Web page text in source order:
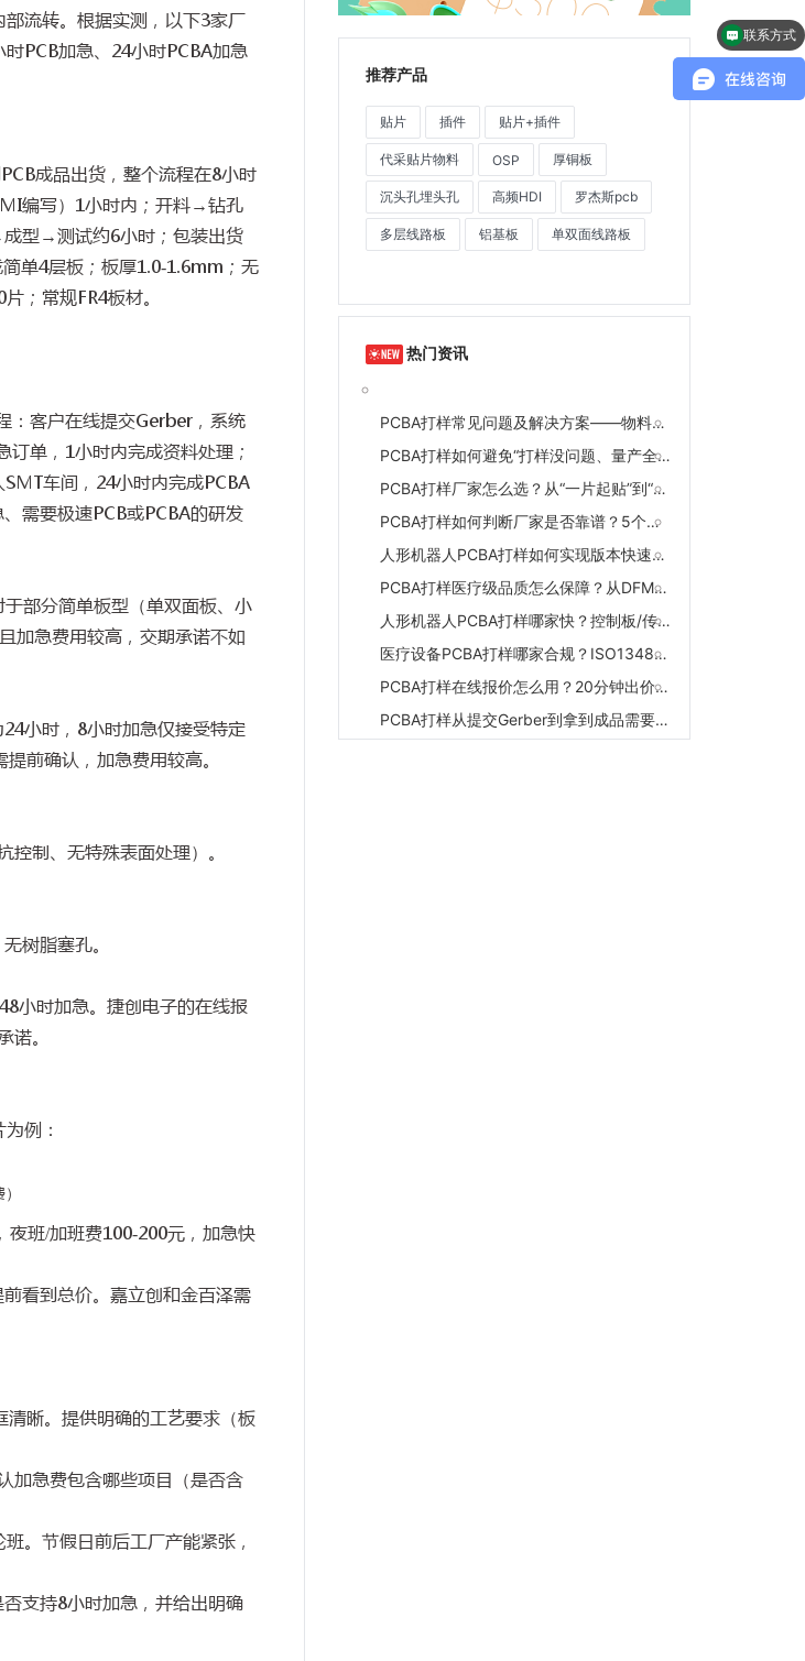
流转。根据实测，以下3家厂
时PCB加急、 24小时PCBA加急
PCB成品出货，整个流程在8小时
MI编写） 1小时内；开料→钻孔
成型→测试约6小时；包装出货
单4层板；板厚1.0-1.6mm ；无
片；常规FR4板材。
：客户在线提交Gerber ，系统
单， 1小时内完成资料处理；
SMT车间， 24小时内完成PCBA
需要极速PCB或PCBA的研发
部分简单板型（单双面板、小
加急费用较高，交期承诺不如
24小时， 8小时加急仅接受特定
前确认，加急费用较高。
控制、无特殊表面处理）。
树脂塞孔。
48小时加急。捷创电子的在线报
诺。
为例：
夜班/加班费100-200元，加急快
看到总价。嘉立创和金百泽需
晰。提供明确的工艺要求（板
加急费包含哪些项目（是否含
班。节假日前后工厂产能紧张，
支持8小时加急，并给出明确
推荐产品
贴片 插件 贴片+插件
代采贴片物料 OSP 厚铜板
沉头孔埋头孔 高频HDI 罗杰斯pcb
多层线路板 铝基板 单双面线路板
热门资讯
PCBA打样常见问题及解决方案——物料错配、焊接不良、交期延误一次讲清
PCBA打样如何避免“打样没问题、量产全翻车”？工艺参数直传是关键
PCBA打样厂家怎么选？从“一片起贴”到“全流程检测”的完整评估清单
PCBA打样如何判断厂家是否靠谱？5个问题快速筛选供应商
人形机器人PCBA打样如何实现版本快速切换？多品种试制的柔性制造方案
PCBA打样医疗级品质怎么保障？从DFM到X-Ray的全流程管控
人形机器人PCBA打样哪家快？控制板/传感器板一片起贴厂家推荐
医疗设备PCBA打样哪家合规？ISO13485认证+全流程追溯厂家推荐
PCBA打样在线报价怎么用？20分钟出价、实时查进度的数字化服务体验
PCBA打样从提交Gerber到拿到成品需要几天？3-5天交付的厂家推荐
联系方式